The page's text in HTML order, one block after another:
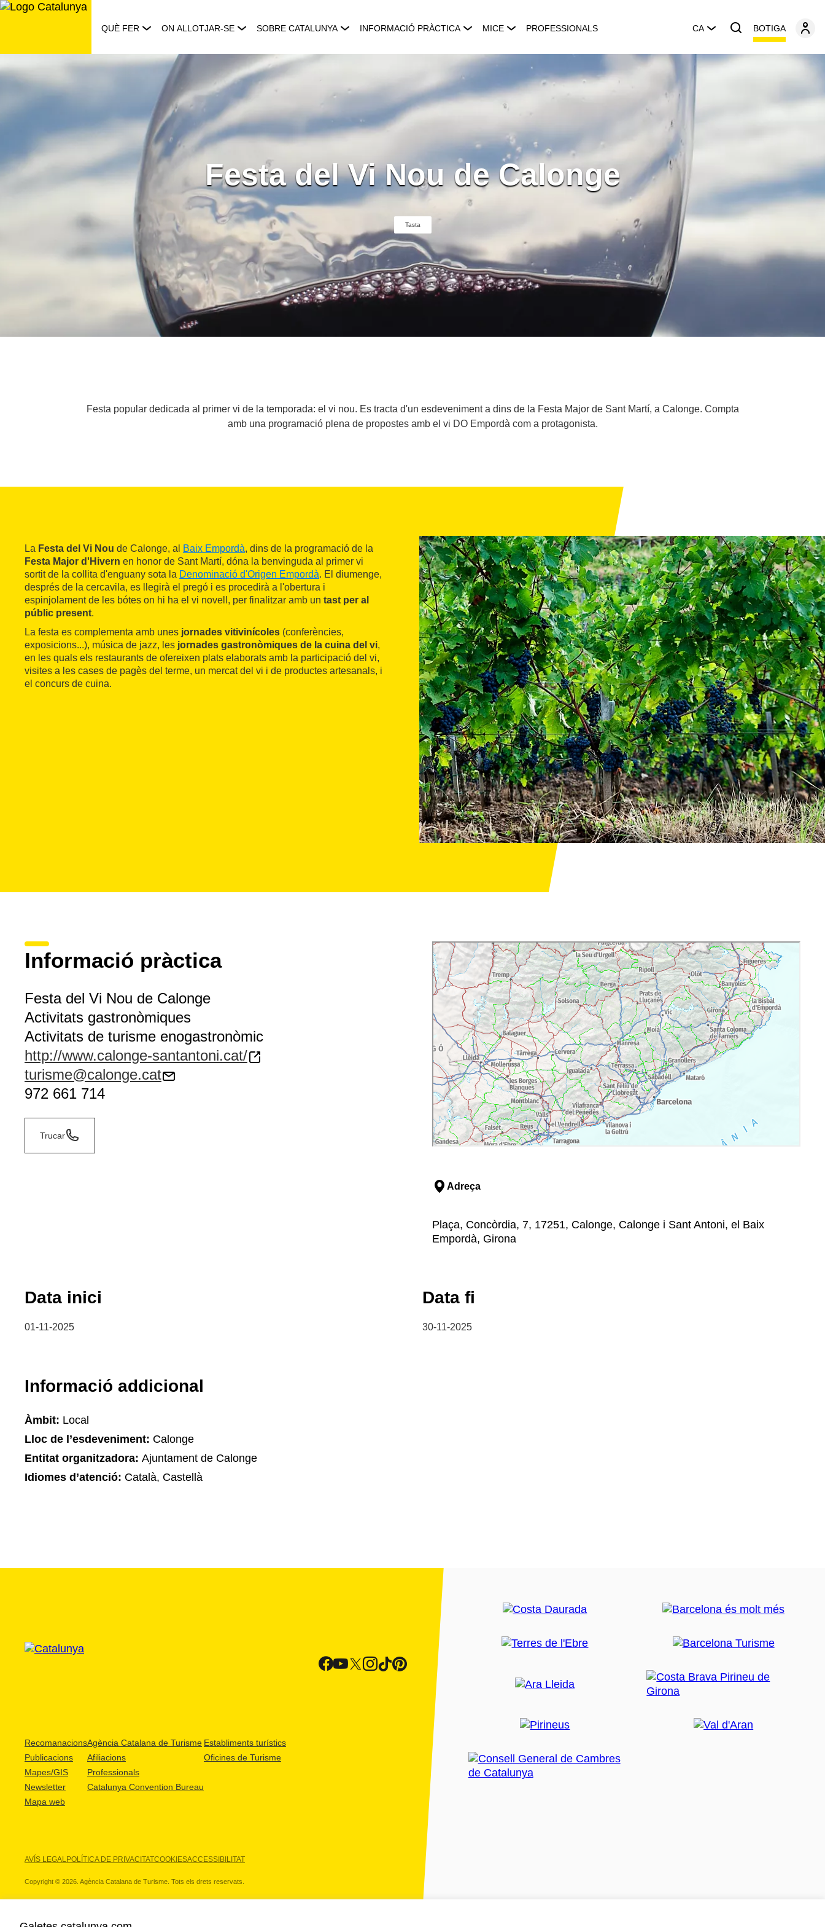
Saltar
QUÈ FER ON ALLOTJAR-SE SOBRE CATALUNYA INFORMACIÓ PRÀCTICA MICE PROFESSIONALS CA BOTIGA
Festa del Vi Nou de Calonge
Tasta
Festa popular dedicada al primer vi de la temporada: el vi nou. Es tracta d'un esdeveniment a dins de la Festa Major de Sant Martí, a Calonge. Compta
amb una programació plena de propostes amb el vi DO Empordà com a protagonista.
La Festa del Vi Nou de Calonge, al Baix Empordà, dins de la programació de la
Festa Major d'Hivern en honor de Sant Martí, dóna la benvinguda al primer vi
sortit de la collita d'enguany sota la Denominació d'Origen Empordà. El diumenge,
després de la cercavila, es llegirà el pregó i es procedirà a l'obertura i
espinjolament de les bótes on hi ha el vi novell, per finalitzar amb un tast per al
públic present.
La festa es complementa amb unes jornades vitivinícoles (conferències,
exposicions...), música de jazz, les jornades gastronòmiques de la cuina del vi,
en les quals els restaurants de ofereixen plats elaborats amb la participació del vi,
visites a les cases de pagès del terme, un mercat del vi i de productes artesanals, i
el concurs de cuina.
Informació pràctica
Festa del Vi Nou de Calonge
Activitats gastronòmiques
Activitats de turisme enogastronòmic
http://www.calonge-santantoni.cat/
turisme@calonge.cat
972 661 714
Trucar
Adreça
Plaça, Concòrdia, 7, 17251, Calonge, Calonge i Sant Antoni, el Baix
Empordà, Girona
Data inici
01-11-2025
Data fi
30-11-2025
Informació addicional
Àmbit: Local
Lloc de l’esdeveniment: Calonge
Entitat organitzadora: Ajuntament de Calonge
Idiomes d’atenció: Català, Castellà
Recomanacions
Publicacions
Mapes/GIS
Newsletter
Mapa web
Agència Catalana de Turisme
Afiliacions
Professionals
Catalunya Convention Bureau
Establiments turístics
Oficines de Turisme
AVÍS LEGALPOLÍTICA DE PRIVACITATCOOKIESACCESSIBILITAT
Copyright © 2026. Agència Catalana de Turisme. Tots els drets reservats.